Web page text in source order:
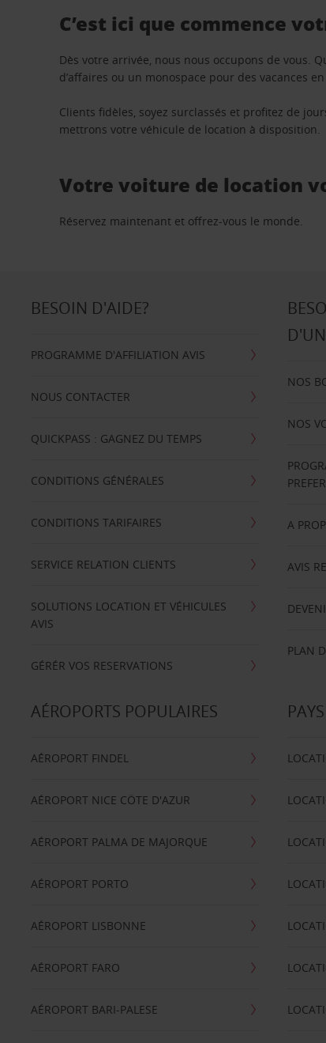
C’est ici que commence
Dès votre arrivée, nous nous occupons de vous.
d’affaires ou un monospace pour des vacances
Clients fidèles, soyez surclassés et profitez de
mettrons votre véhicule de location à disposition.
Votre voiture de location
Réservez maintenant et offrez-vous le monde.
BESOIN D'AIDE?
PROGRAMME D'AFFILIATION AVIS
NOUS CONTACTER
QUICKPASS : GAGNEZ DU TEMPS
CONDITIONS GÉNÉRALES
CONDITIONS TARIFAIRES
SERVICE RELATION CLIENTS
SOLUTIONS LOCATION ET VÉHICULES
AVIS
GÉRÉR VOS RESERVATIONS
NOS
NOS
A
AVIS
PLAN
AÉROPORTS POPULAIRES
AÉROPORT FINDEL
AÉROPORT NICE CÖTE D'AZUR
AÉROPORT PALMA DE MAJORQUE
AÉROPORT PORTO
AÉROPORT LISBONNE
AÉROPORT FARO
AÉROPORT BARI-PALESE